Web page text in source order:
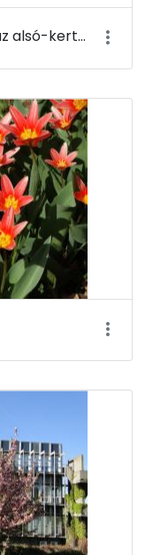
Téli látkép - Fenyves tisztás az alsó-kertben a K-épület tetejéről - Budai Arborétum